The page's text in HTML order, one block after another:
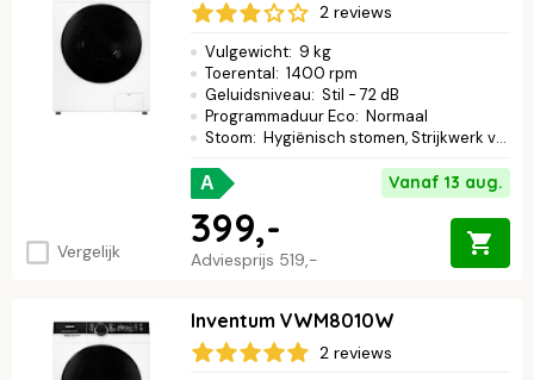
Vergelijk
2 reviews
Vulgewicht: 9 kg
Toerental: 1400 rpm
Geluidsniveau: Stil - 72 dB
Programmaduur Eco: Normaal
Stoom: Hygiënisch stomen, Strijkwerk verminderen
A Vanaf 13 aug.
Adviesprijs 519,-
399,-
Inventum VWM8010W
2 reviews